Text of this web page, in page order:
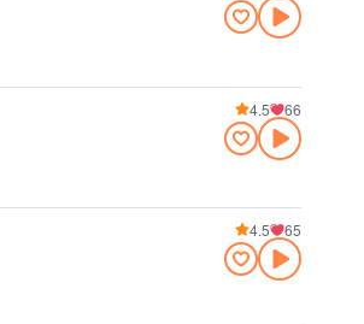
4.5 66
4.5 65